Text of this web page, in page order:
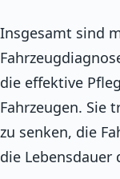
Insgesamt sind
die effektive
Fahrzeugen. Sie
zu senken, die
die Lebensdauer